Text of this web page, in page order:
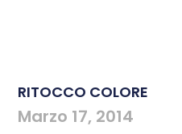
RITOCCO COLORE
Marzo 17, 2014